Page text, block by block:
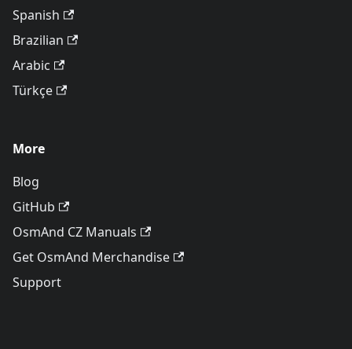
Spanish
Brazilian
Arabic
Türkçe
More
Blog
GitHub
OsmAnd CZ Manuals
Get OsmAnd Merchandise
Support